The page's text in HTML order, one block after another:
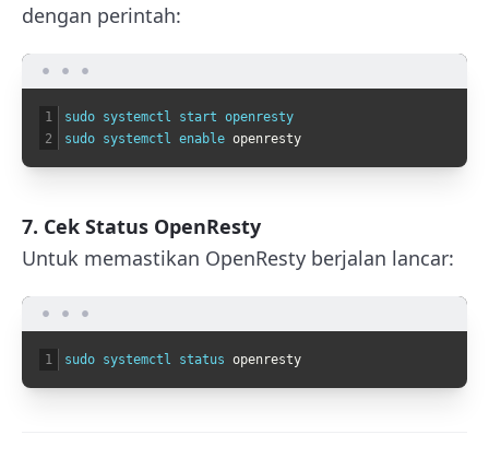
dengan perintah:
1
2
sudo systemctl start openresty
sudo systemctl enable openresty
7. Cek Status OpenResty
Untuk memastikan OpenResty berjalan lancar:
1 sudo systemctl status openresty